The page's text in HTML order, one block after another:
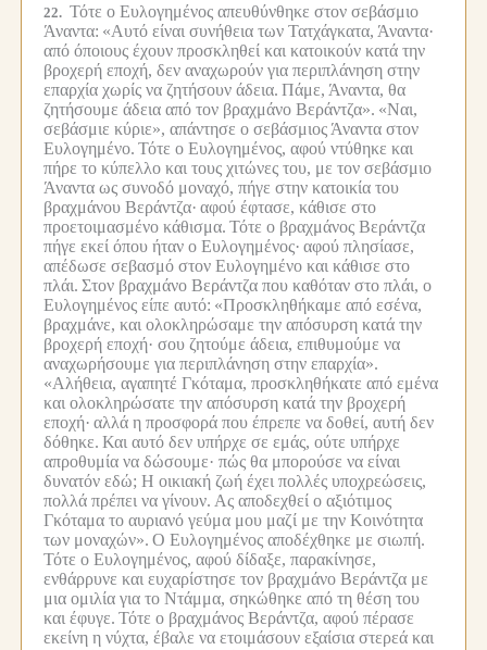
22. Τότε ο Ευλογημένος απευθύνθηκε στον σεβάσμιο
Άναντα: «Αυτό είναι συνήθεια των Τατχάγκατα, Άναντα·
από όποιους έχουν προσκληθεί και κατοικούν κατά την
βροχερή εποχή, δεν αναχωρούν για περιπλάνηση στην
επαρχία χωρίς να ζητήσουν άδεια. Πάμε, Άναντα, θα
ζητήσουμε άδεια από τον βραχμάνο Βεράντζα». «Ναι,
σεβάσμιε κύριε», απάντησε ο σεβάσμιος Άναντα στον
Ευλογημένο. Τότε ο Ευλογημένος, αφού ντύθηκε και
πήρε το κύπελλο και τους χιτώνες του, με τον σεβάσμιο
Άναντα ως συνοδό μοναχό, πήγε στην κατοικία του
βραχμάνου Βεράντζα· αφού έφτασε, κάθισε στο
προετοιμασμένο κάθισμα. Τότε ο βραχμάνος Βεράντζα
πήγε εκεί όπου ήταν ο Ευλογημένος· αφού πλησίασε,
απέδωσε σεβασμό στον Ευλογημένο και κάθισε στο
πλάι. Στον βραχμάνο Βεράντζα που καθόταν στο πλάι, ο
Ευλογημένος είπε αυτό: «Προσκληθήκαμε από εσένα,
βραχμάνε, και ολοκληρώσαμε την απόσυρση κατά την
βροχερή εποχή· σου ζητούμε άδεια, επιθυμούμε να
αναχωρήσουμε για περιπλάνηση στην επαρχία».
«Αλήθεια, αγαπητέ Γκόταμα, προσκληθήκατε από εμένα
και ολοκληρώσατε την απόσυρση κατά την βροχερή
εποχή· αλλά η προσφορά που έπρεπε να δοθεί, αυτή δεν
δόθηκε. Και αυτό δεν υπήρχε σε εμάς, ούτε υπήρχε
απροθυμία να δώσουμε· πώς θα μπορούσε να είναι
δυνατόν εδώ; Η οικιακή ζωή έχει πολλές υποχρεώσεις,
πολλά πρέπει να γίνουν. Ας αποδεχθεί ο αξιότιμος
Γκόταμα το αυριανό γεύμα μου μαζί με την Κοινότητα
των μοναχών». Ο Ευλογημένος αποδέχθηκε με σιωπή.
Τότε ο Ευλογημένος, αφού δίδαξε, παρακίνησε,
ενθάρρυνε και ευχαρίστησε τον βραχμάνο Βεράντζα με
μια ομιλία για το Ντάμμα, σηκώθηκε από τη θέση του
και έφυγε. Τότε ο βραχμάνος Βεράντζα, αφού πέρασε
εκείνη η νύχτα, έβαλε να ετοιμάσουν εξαίσια στερεά και